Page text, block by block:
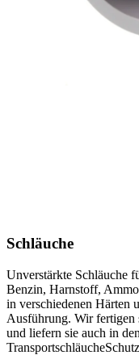
Schläuche
Unverstärkte Schläuche
Benzin, Harnstoff,
in verschiedenen Härten
Ausführung. Wir fertigen
und liefern sie auch in
Transportschläuche